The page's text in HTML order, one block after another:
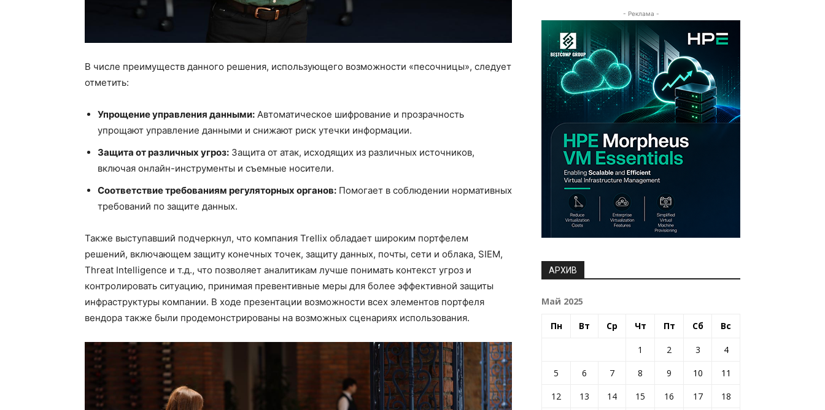
В числе преимуществ данного решения, использующего возможности «песочницы», следует
отметить:
Упрощение управления данными: Автоматическое шифрование и прозрачность
упрощают управление данными и снижают риск утечки информации.
Защита от различных угроз: Защита от атак, исходящих из различных источников,
включая онлайн-инструменты и съемные носители.
Соответствие требованиям регуляторных органов: Помогает в соблюдении нормативных
требований по защите данных.
Также выступавший подчеркнул, что компания Trellix обладает широким портфелем
решений, включающем защиту конечных точек, защиту данных, почты, сети и облака, SIEM,
Threat Intelligence и т.д., что позволяет аналитикам лучше понимать контекст угроз и
контролировать ситуацию, принимая превентивные меры для более эффективной защиты
инфраструктуры компании. В ходе презентации возможности всех элементов портфеля
вендора также были продемонстрированы на возможных сценариях использования.
- Реклама -
АРХИВ
Май 2025
Пн Вт Ср Чт Пт Сб Вс
1 2 3
4
5
6 7 8 9 10
11
12
13 14 15 16 17
18